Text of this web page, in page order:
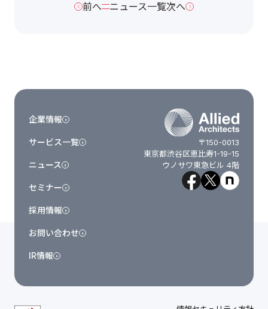
前へ ニュース一覧次へ
〒150-0013
東京都渋谷区恵比寿1-19-15
ウノサワ東急ビル 4階
企業情報
サービス一覧
ニュース
セミナー
採用情報
お問い合わせ
IR情報